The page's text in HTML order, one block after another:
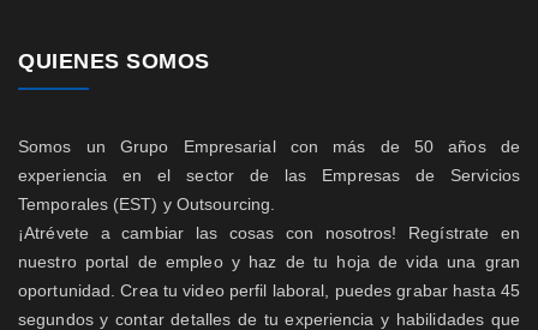
QUIENES SOMOS
Somos un Grupo Empresarial con más de 50 años de
experiencia en el sector de las Empresas de Servicios
Temporales (EST) y Outsourcing.
¡Atrévete a cambiar las cosas con nosotros! Regístrate en
nuestro portal de empleo y haz de tu hoja de vida una gran
oportunidad. Crea tu video perfil laboral, puedes grabar hasta 45
segundos y contar detalles de tu experiencia y habilidades que